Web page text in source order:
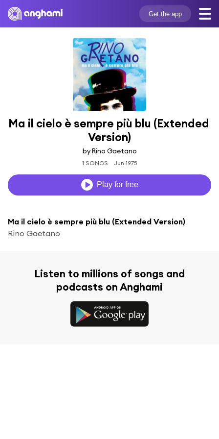
Get the app
Ma il cielo è sempre più blu (Extended
Version)
by Rino Gaetano
1 SONGS Jun 1975
Play for free
Ma il cielo è sempre più blu (Extended Version)
Rino Gaetano
Listen to millions of songs and
podcasts on Anghami